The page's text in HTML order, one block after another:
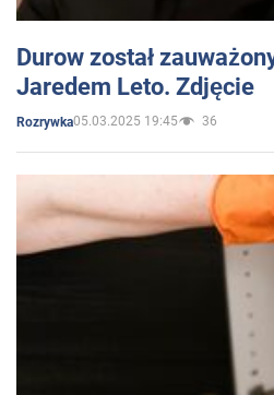
Durow został
Jaredem Leto. Zdjęcie
Rozrywka05.03.2025 19:45 36